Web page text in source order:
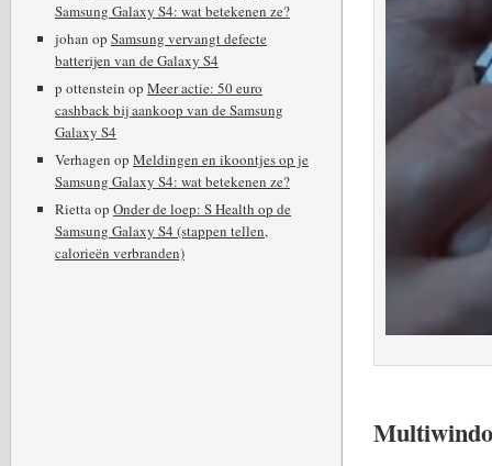
Samsung Galaxy S4: wat betekenen ze?
johan op Samsung vervangt defecte
batterijen van de Galaxy S4
p ottenstein op Meer actie: 50 euro
cashback bij aankoop van de Samsung
Galaxy S4
Verhagen op Meldingen en ikoontjes op je
Samsung Galaxy S4: wat betekenen ze?
Riettaop Onder de loep: S Health op de
Samsung Galaxy S4 (stappen tellen,
calorieën verbranden)